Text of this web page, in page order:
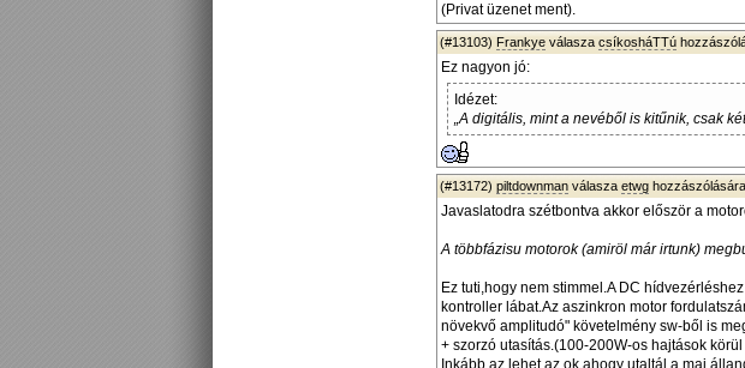
(Privat üzenet ment).
(#13103) Frankye válasza csíkosháTTú
Ez nagyon jó:
Idézet:
„A digitális, mint a nevéből is kitűnik, csak
(#13172) piltdownman válasza etwg
Javaslatodra szétbontva akkor először a
A többfázisu motorok (amiröl már irtunk)
Ez tuti,hogy nem stimmel.A DC
kontroller lábat.Az aszinkron motor
növekvő amplitudó" követelmény sw-ből is
+ szorzó utasítás.(100-200W-os hajtások
Inkább az lehet az ok,ahogy utaltál a mai